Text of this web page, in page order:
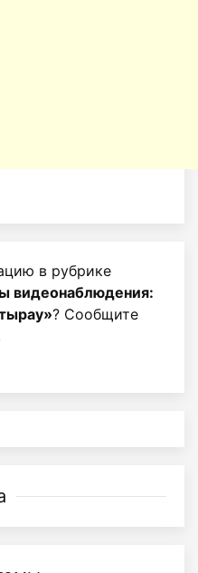
в рубрике
видеонаблюдения:
? Сообщите